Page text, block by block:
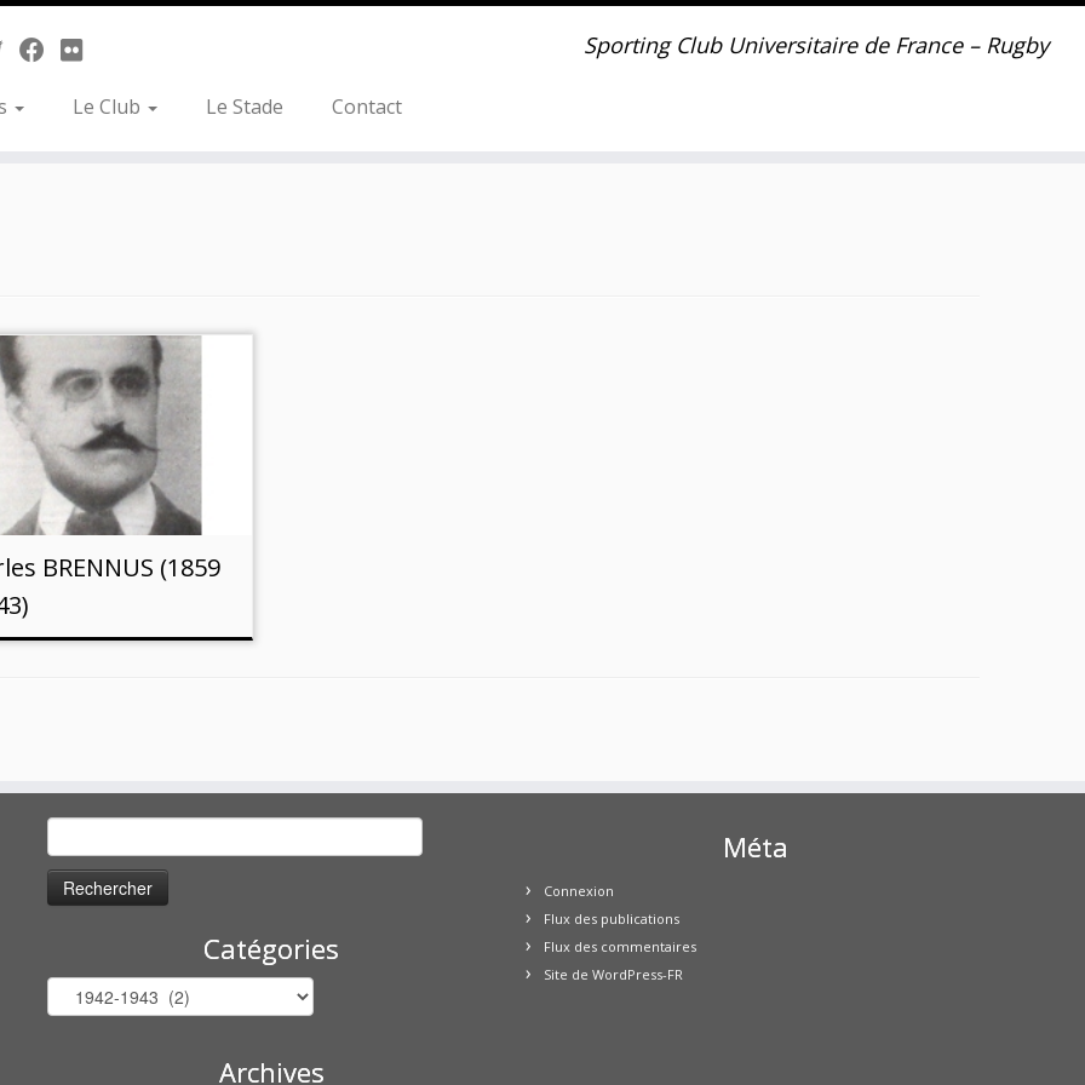
Sporting Club Universitaire de France – Rugby
Le Club Le Stade Contact
BRENNUS (1859
Rechercher :
Catégories
Catégories
Archives
Méta
Connexion
Flux des publications
Flux des commentaires
Site de WordPress-FR